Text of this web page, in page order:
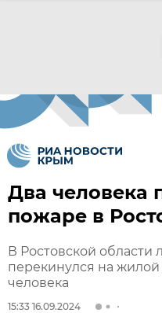
Два человека
пожаре в
В Ростовской
перекинулся на
человека
15:33 16.09.2024